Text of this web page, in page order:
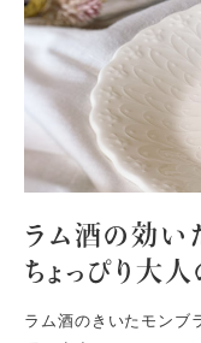
ラム酒の効い
ちょっぴり大
ラム酒のきいたモンブ